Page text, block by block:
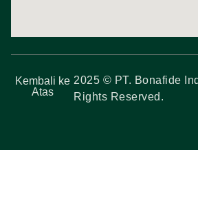
2025 © PT. Bonafide
Rights Reserved.
Kembali ke
Atas